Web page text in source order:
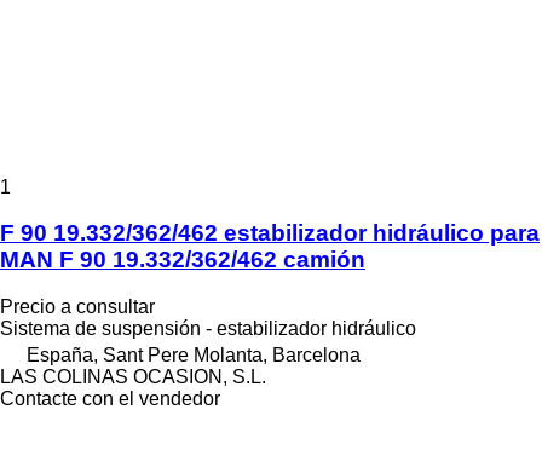
1
F 90 19.332/362/462 estabilizador hidráulico para
MAN F 90 19.332/362/462 camión
Precio a consultar
Sistema de suspensión - estabilizador hidráulico
España, Sant Pere Molanta, Barcelona
LAS COLINAS OCASION, S.L.
Contacte con el vendedor